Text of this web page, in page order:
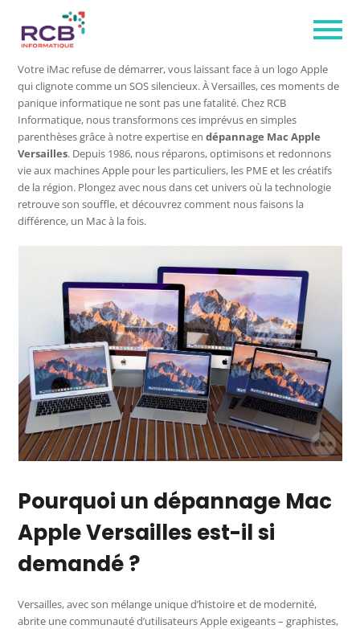
Votre iMac refuse de démarrer, vous laissant face à un logo Apple
qui clignote comme un SOS silencieux. À Versailles, ces moments de
panique informatique ne sont pas une fatalité. Chez RCB
Informatique, nous transformons ces imprévus en simples
parenthèses grâce à notre expertise endépannage Mac Apple
Versailles. Depuis 1986, nous réparons, optimisons et redonnons
vie aux machines Apple pour les particuliers, les PME et les créatifs
de la région. Plongez avec nous dans cet univers où la technologie
retrouve son souffle, et découvrez comment nous faisons la
différence, un Mac à la fois.
Pourquoi un dépannage Mac
Apple Versailles est-il si
demandé ?
Versailles, avec son mélange unique d’histoire et de modernité,
abrite une communauté d’utilisateurs Apple exigeants – graphistes,